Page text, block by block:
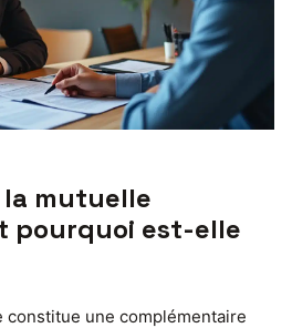
la mutuelle
pourquoi est-elle
constitue une complémentaire